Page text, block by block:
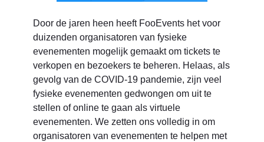
Door de jaren heen heeft FooEvents het voor
duizenden organisatoren van fysieke
evenementen mogelijk gemaakt om tickets te
verkopen en bezoekers te beheren. Helaas, als
gevolg van de COVID-19 pandemie, zijn veel
fysieke evenementen gedwongen om uit te
stellen of online te gaan als virtuele
evenementen. We zetten ons volledig in om
organisatoren van evenementen te helpen met